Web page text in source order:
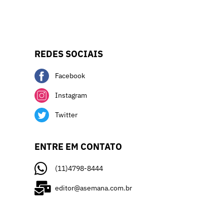
REDES SOCIAIS
Facebook
Instagram
Twitter
ENTRE EM CONTATO
(11)4798-8444
editor@asemana.com.br